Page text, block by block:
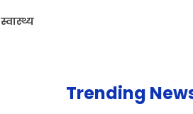
स्वास्थ्य
Trending